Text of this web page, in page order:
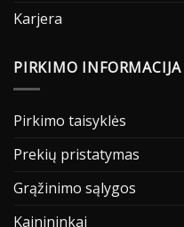
Karjera
PIRKIMO INFORMACIJA
Pirkimo taisyklės
Prekių pristatymas
Grąžinimo sąlygos
Kainininkai